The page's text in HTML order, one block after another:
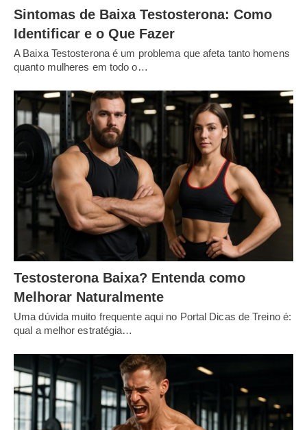
Sintomas de Baixa Testosterona: Como
Identificar e o Que Fazer
A Baixa Testosterona é um problema que afeta tanto homens
quanto mulheres em todo o…
Testosterona Baixa? Entenda como
Melhorar Naturalmente
Uma dúvida muito frequente aqui no Portal Dicas de Treino é:
qual a melhor estratégia…